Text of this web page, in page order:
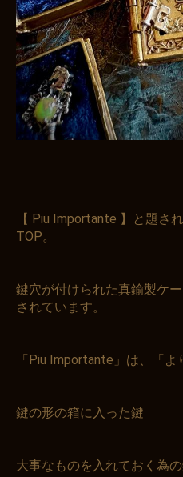
【 Piu Importante 】と題さ
TOP。
鍵穴が付けられた真鍮製ケ
されています。
「Piu Importante」は、「よ
鍵の形の箱に入った鍵
大事なものを入れておく為